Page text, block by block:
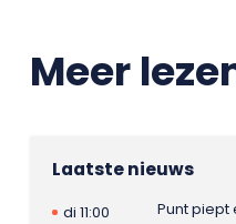
Meer
Laatste nieuws
di 11:00
Punt piept